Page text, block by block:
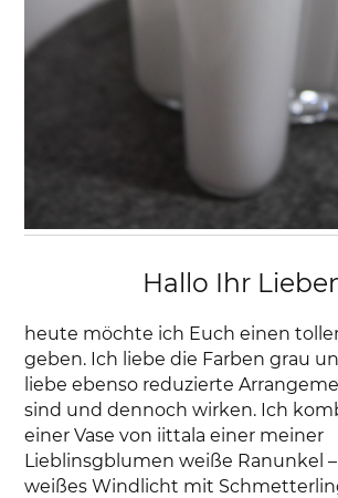
Hallo Ihr
heute möchte ich Euch einen
geben. Ich liebe die Farben grau
liebe ebenso reduzierte
sind und dennoch wirken. Ich
einer Vase von iittala einer meiner
Lieblinsgblumen weiße Ranunkel
weißes Windlicht mit